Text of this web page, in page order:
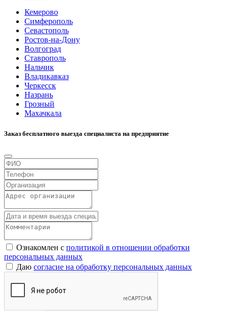
Кемерово
Симферополь
Севастополь
Ростов-на-Дону
Волгоград
Ставрополь
Нальчик
Владикавказ
Черкесск
Назрань
Грозный
Махачкала
Заказ бесплатного выезда специалиста на предприятие
Ознакомлен с политикой в отношении обработки
персональных данных
Даю согласие на обработку персональных данных